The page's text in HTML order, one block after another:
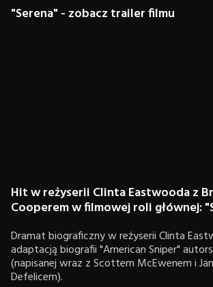
"Serena" - zobacz trailer filmu
Hit w reżyserii Clinta Eastwooda z
Cooperem w filmowej roli głównej:
Dramat biograficzny w reżyserii Clinta
adaptacją biografii "American Sniper"
(napisanej wraz z Scottem McEwenem i
Defelicem).